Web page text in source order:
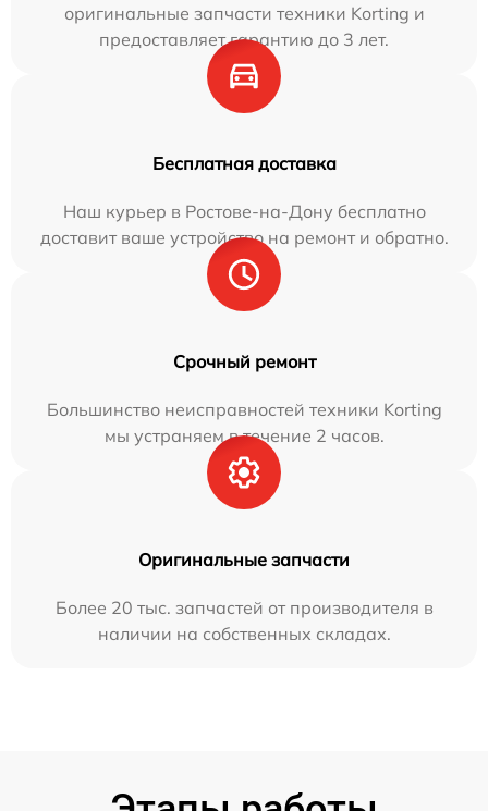
оригинальные запчасти техники Korting и
предоставляет гарантию до 3 лет.
Бесплатная доставка
Наш курьер в Ростове-на-Дону бесплатно
доставит ваше устройство на ремонт и обратно.
Срочный ремонт
Большинство неисправностей техники Korting
мы устраняем в течение 2 часов.
Оригинальные запчасти
Более 20 тыс. запчастей от производителя в
наличии на собственных складах.